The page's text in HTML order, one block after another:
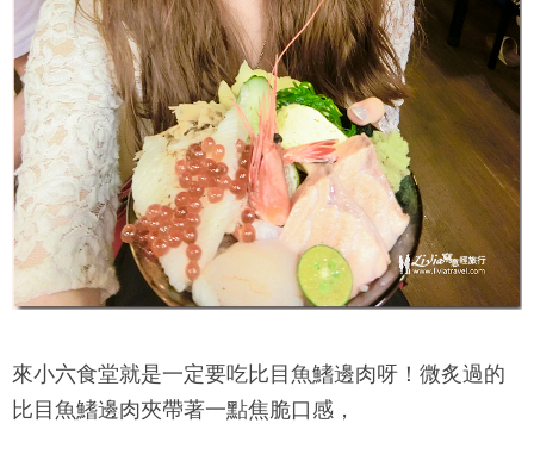
來小六食堂就是一定要吃比目魚鰭邊肉呀！微炙過的
比目魚鰭邊肉夾帶著一點焦脆口感，